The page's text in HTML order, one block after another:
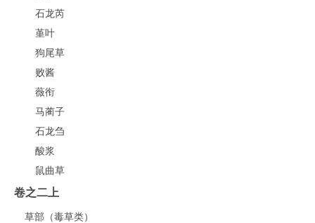
石龙芮
堇叶
狗尾草
败酱
薇衔
马蔺子
石龙刍
酸浆
鼠曲草
卷之二上
草部（毒草类）